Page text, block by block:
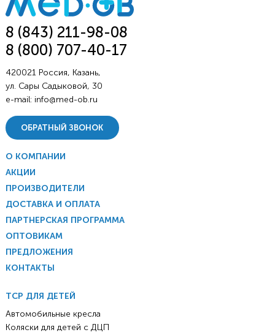
8 (843) 211-98-08
8 (800) 707-40-17
420021 Россия, Казань,
ул. Сары Садыковой, 30
e-mail: info@med-ob.ru
ОБРАТНЫЙ ЗВОНОК
О КОМПАНИИ
АКЦИИ
ПРОИЗВОДИТЕЛИ
ДОСТАВКА И ОПЛАТА
ПАРТНЕРСКАЯ ПРОГРАММА
ОПТОВИКАМ
ПРЕДЛОЖЕНИЯ
КОНТАКТЫ
ТСР ДЛЯ ДЕТЕЙ
Автомобильные кресла
Коляски для детей с ДЦП